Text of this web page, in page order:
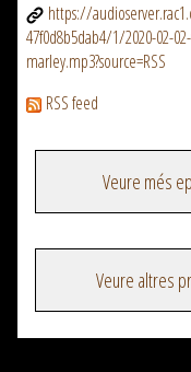
https://
47f0d8b5dab4/1/2020-02-
marley.mp3?source=RSS
RSS feed
Veure més
Veure altres